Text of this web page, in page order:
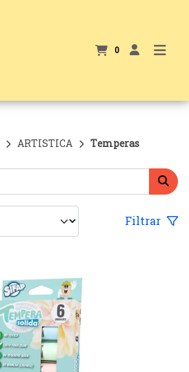
0
ARTISTICA Temperas
Filtrar